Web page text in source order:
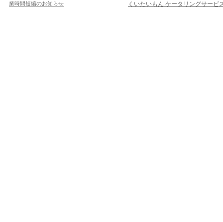
業時間短縮のお知らせ
くいたいもん ケータリングサービ